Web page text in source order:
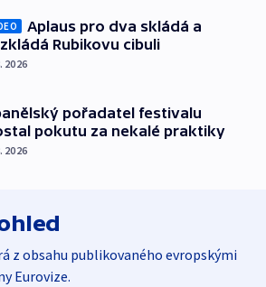
Aplaus pro dva skládá a
Rubikovu cibuli
2026
pořadatel festivalu
pokutu za nekalé praktiky
2026
z obsahu publikovaného evropskými
Eurovize.